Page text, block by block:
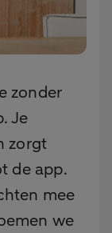
zonder
Je
zorgt
de app.
mee
we